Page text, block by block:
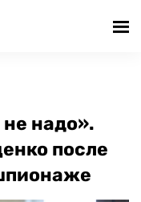
надо».
после